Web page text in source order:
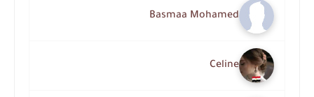
Basmaa Mohamed
Celine